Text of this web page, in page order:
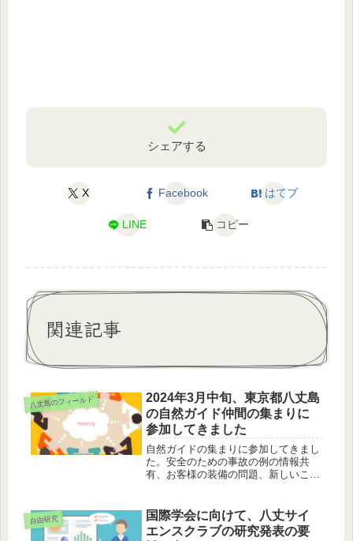
シェアする
X Facebook はてブ
LINE コピー
関連記事
八丈島のフィールド
2024年3月中旬、東京都八丈島
の自然ガイド仲間の集まりに
参加してきました
自然ガイドの集まりに参加してきまし
た。安全のための事故の例の情報共
有、お客様の装備の問題、新しいこと
自由研究
国際学会に向けて、八丈サイ
エンスクラブの研究発表の要